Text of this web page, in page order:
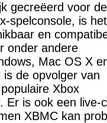
gecreëerd voor de
spelconsole, is het
en
onder andere
Mac OS X
is de opvolger van
Xbox
Er is ook een
XBMC kan